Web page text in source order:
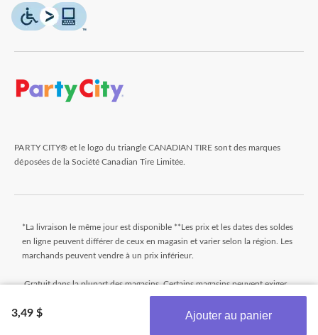
3,49 $ Ajouter au panier
PARTY CITY® et le logo du triangle CANADIAN TIRE sont des marques
déposées de la Société Canadian Tire Limitée.
*La livraison le même jour est disponible **Les prix et les dates des soldes
en ligne peuvent différer de ceux en magasin et varier selon la région. Les
marchands peuvent vendre à un prix inférieur.
Gratuit dans la plupart des magasins. Certains magasins peuvent exiger
un montant minimum minimal pour commander (avant taxes). Les
commandes qui n'atteignent pas ce montant seront assujetties à un petit